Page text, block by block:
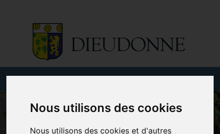
Nous utilisons des cookies
Nous utilisons des cookies et d'autres